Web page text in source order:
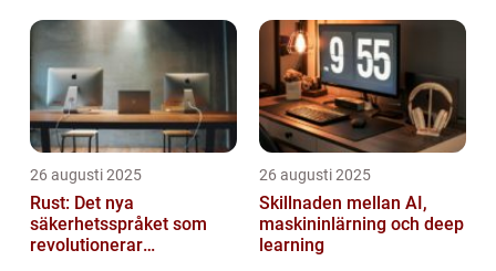
26 augusti 2025
Rust: Det nya
säkerhetsspråket som
revolutionerar
26 augusti 2025
Skillnaden mellan AI,
maskininlärning och deep
learning